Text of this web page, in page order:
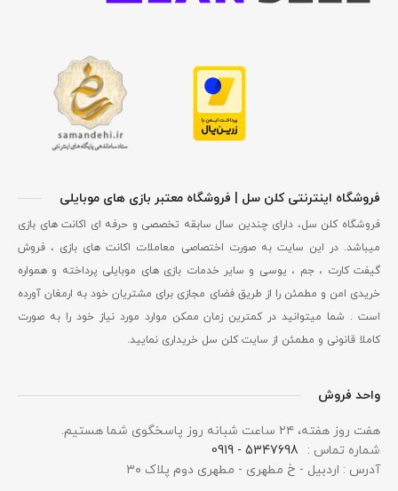
فروشگاه اینترنتی کلن سل | فروشگاه معتبر بازی های موبایلی
فروشگاه کلن سل، دارای چندین سال سابقه تخصصی و حرفه ای اکانت های بازی
میباشد. در این سایت به صورت اختصاصی معاملات اکانت های بازی ، فروش
گیفت کارت ، جم ، یوسی و سایر خدمات بازی های موبایلی پرداخته و همواره
خریدی امن و مطمئن را از طریق فضای مجازی برای مشتریان خود به ارمغان آورده
است . شما میتوانید در کمترین زمان ممکن موارد مورد نیاز خود را به صورت
کاملا قانونی و مطمئن از سایت کلن سل خریداری نمایید.
واحد فروش
هفت روز هفته، ۲۴ ساعت شبانه‌ روز پاسخگوی شما هستیم.
شماره تماس :
5347698 - 0919
آدرس : اردبیل - خ مطهری - مطهری دوم پلاک ۳۰